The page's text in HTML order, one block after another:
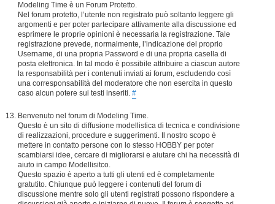
Modeling Time è un Forum Protetto.
Nel forum protetto, l’utente non registrato può soltanto leggere gli
argomenti e per poter partecipare attivamente alla discussione ed
esprimere le proprie opinioni è necessaria la registrazione. Tale
registrazione prevede, normalmente, l’indicazione del proprio
Username, di una propria Password e di una propria casella di
posta elettronica. In tal modo è possibile attribuire a ciascun autore
la responsabilità per i contenuti inviati ai forum, escludendo così
una corresponsabilità del moderatore che non esercita in questo
caso alcun potere sui testi inseriti. #
Benvenuto nel forum di Modeling Time.
Questo è un sito di diffusione modellistica di tecnica e condivisione
di realizzazioni, procedure e suggerimenti. Il nostro scopo è
mettere in contatto persone con lo stesso HOBBY per poter
scambiarsi idee, cercare di migliorarsi e aiutare chi ha necessità di
aiuto in campo Modellisitco.
Questo spazio è aperto a tutti gli utenti ed è completamente
gratutito. Chiunque può leggere i contenuti del forum di
discussione mentre solo gli utenti registrati possono rispondere a